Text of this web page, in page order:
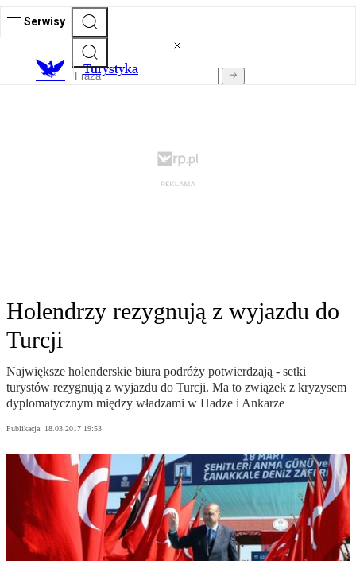
Serwisy
Turystyka
Holendrzy rezygnują z wyjazdu do
Turcji
Największe holenderskie biura podróży potwierdzają - setki
turystów rezygnują z wyjazdu do Turcji. Ma to związek z kryzysem
dyplomatycznym między władzami w Hadze i Ankarze
Publikacja: 18.03.2017 19:53